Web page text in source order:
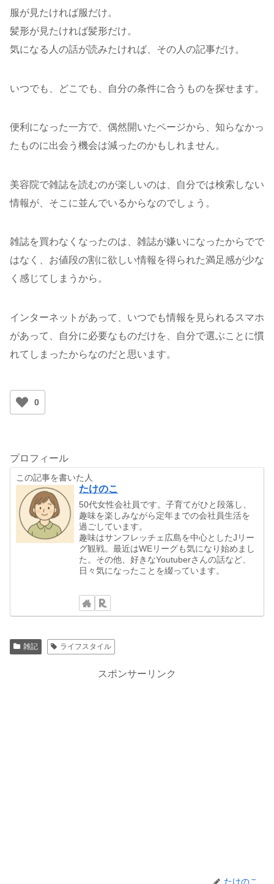
服が見たければ服だけ。
髪形が見たければ髪形だけ。
気になる人の話が読みたければ、その人の記事だけ。
いつでも、どこでも、自分の条件に合うものを探せます。
便利になった一方で、偶然開いたページから、知らなかっ
たものに出会う機会は減ったのかもしれません。
美容院で雑誌を読むのが楽しいのは、自分では検索しない
情報が、そこに並んでいるからなのでしょう。
雑誌を買わなくなったのは、雑誌が嫌いになったからでで
はなく、お値段の割に欲しい情報を得られた満足感が少な
く感じてしまうから。
インターネットがあって、いつでも情報を見られるスマホ
があって、自分に必要なものだけを、自分で選ぶことに慣
れてしまったからなのだと思います。
0
プロフィール
この記事を書いた人
たけのこ
50代女性会社員です。子育てがひと段落し、
趣味を楽しみながら定年までの会社員生活を
過ごしています。
趣味はサンフレッチェ広島を中心としたJリー
グ観戦。最近はWEリーグも気になり始めまし
た。その他、好きなYoutuberさんの話など、
日々気になったことを綴っています。
雑記 ライフスタイル
スポンサーリンク
たけのこ